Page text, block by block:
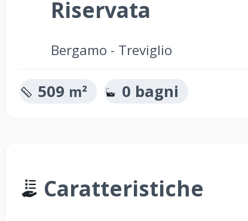
Riservata
Bergamo - Treviglio
509 m² 0 bagni
Caratteristiche